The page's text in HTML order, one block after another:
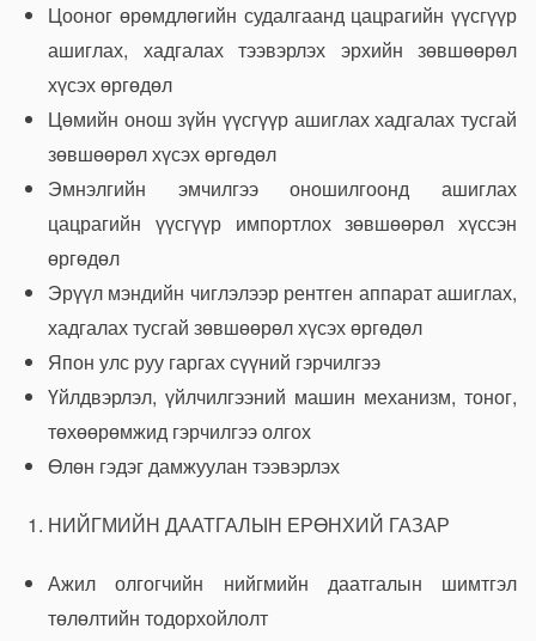
Цооног өрөмдлөгийн судалгаанд цацрагийн үүсгүүр
ашиглах, хадгалах тээвэрлэх эрхийн зөвшөөрөл
хүсэх өргөдөл
Цөмийн онош зүйн үүсгүүр ашиглах хадгалах тусгай
зөвшөөрөл хүсэх өргөдөл
Эмнэлгийн эмчилгээ оношилгоонд ашиглах
цацрагийн үүсгүүр импортлох зөвшөөрөл хүссэн
өргөдөл
Эрүүл мэндийн чиглэлээр рентген аппарат ашиглах,
хадгалах тусгай зөвшөөрөл хүсэх өргөдөл
Япон улс руу гаргах сүүний гэрчилгээ
Үйлдвэрлэл, үйлчилгээний машин механизм, тоног,
төхөөрөмжид гэрчилгээ олгох
Өлөн гэдэг дамжуулан тээвэрлэх
НИЙГМИЙН ДААТГАЛЫН ЕРӨНХИЙ ГАЗАР
Ажил олгогчийн нийгмийн даатгалын шимтгэл
төлөлтийн тодорхойлолт